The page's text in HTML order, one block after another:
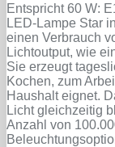
Entspricht 60 W:
LED-Lampe Star
einen Verbrauch
Lichtoutput, wie
Sie erzeugt
Kochen, zum
Haushalt eignet.
Licht gleichzeitig
Anzahl von